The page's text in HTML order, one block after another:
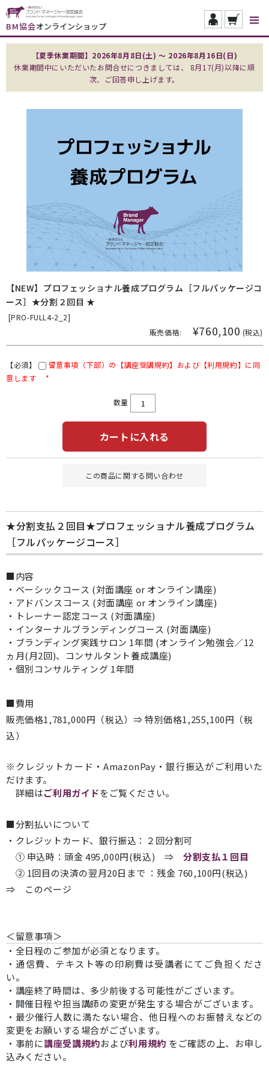
BM協会オンラインショップ
【夏季休業期間】2026年8月8日(土) ～ 2026年8月16日(日)
休業期間中にいただいたお問合せにつきましては、 8月17(月)以降に順
次、ご回答申し上げます。
【NEW】プロフェッショナル養成プログラム［フルパッケージコ
ース］★分割２回目 ★
[PRO-FULL4-2_2]
販売価格:
¥760,100 (税込)
【必須】
留意事項（下部）の【講座受講規約】および【利用規約】に同
意します
*
数量
カートに入れる
この商品に関する問い合わせ
★分割支払２回目★プロフェッショナル養成プログラム
［フルパッケージコース］
■内容
・ベーシックコース (対面講座 or オンライン講座)
・アドバンスコース (対面講座 or オンライン講座)
・トレーナー認定コース (対面講座)
・インターナルブランディングコース (対面講座)
・ブランディング実践サロン 1年間 (オンライン勉強会／12
ヵ月(月2回)、コンサルタント養成講座)
・個別コンサルティング 1年間
■費用
販売価格1,781,000円（税込）⇒ 特別価格1,255,100円（税
込）
※クレジットカード・AmazonPay・銀行振込がご利用いた
だけます。
詳細はご利用ガイドをご覧ください。
■分割払いについて
・クレジットカード、銀行振込：２回分割可
① 申込時：頭金 495,000円(税込) ⇒分割支払１回目
② 1回目の決済の翌月20日まで ：残金 760,100円(税込)
⇒ このページ
＜留意事項＞
・全日程のご参加が必須となります。
・通信費、テキスト等の印刷費は受講者にてご負担くださ
い。
・講座終了時間は、多少前後する可能性がございます。
・開催日程や担当講師の変更が発生する場合がございます。
・最少催行人数に満たない場合、他日程へのお振替えなどの
変更をお願いする場合がございます。
・事前に講座受講規約および利用規約 をご確認の上、お申し
込みください。